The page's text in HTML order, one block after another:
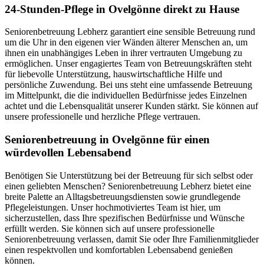
24-Stunden-Pflege in Ovelgönne direkt zu Hause
Seniorenbetreuung Lebherz garantiert eine sensible Betreuung rund
um die Uhr in den eigenen vier Wänden älterer Menschen an, um
ihnen ein unabhängiges Leben in ihrer vertrauten Umgebung zu
ermöglichen. Unser engagiertes Team von Betreuungskräften steht
für liebevolle Unterstützung, hauswirtschaftliche Hilfe und
persönliche Zuwendung. Bei uns steht eine umfassende Betreuung
im Mittelpunkt, die die individuellen Bedürfnisse jedes Einzelnen
achtet und die Lebensqualität unserer Kunden stärkt. Sie können auf
unsere professionelle und herzliche Pflege vertrauen.
Senioren­betreuung in Ovelgönne für einen
würdevollen Lebensabend
Benötigen Sie Unterstützung bei der Betreuung für sich selbst oder
einen geliebten Menschen? Seniorenbetreuung Lebherz bietet eine
breite Palette an Alltagsbetreuungsdiensten sowie grundlegende
Pflegeleistungen. Unser hochmotiviertes Team ist hier, um
sicherzustellen, dass Ihre spezifischen Bedürfnisse und Wünsche
erfüllt werden. Sie können sich auf unsere professionelle
Seniorenbetreuung verlassen, damit Sie oder Ihre Familienmitglieder
einen respektvollen und komfortablen Lebensabend genießen
können.